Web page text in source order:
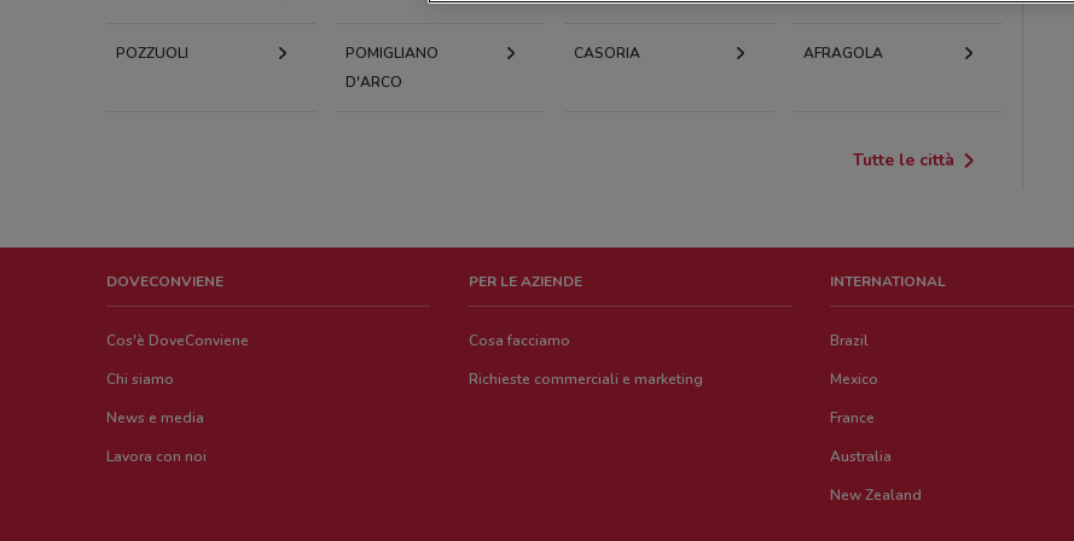
POZZUOLI
POMIGLIANO
D'ARCO
CASORIA AFRAGOLA
Tutte le città
DOVECONVIENE
Cos'è DoveConviene
Chi siamo
News e media
Lavora con noi
PER LE AZIENDE
Cosa facciamo
Richieste commerciali e marketing
INTERNATIONAL
Brazil
Mexico
France
Australia
New Zealand